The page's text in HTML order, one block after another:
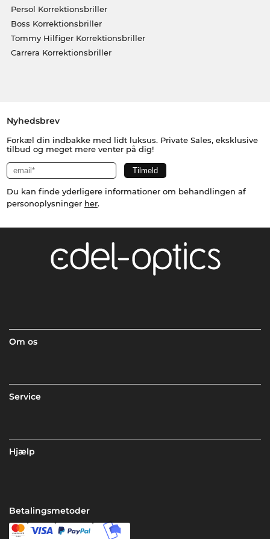
Persol Korrektionsbriller
Boss Korrektionsbriller
Tommy Hilfiger Korrektionsbriller
Carrera Korrektionsbriller
Nyhedsbrev
Forkæl din indbakke med lidt luksus. Private Sales, eksklusive
tilbud og meget mere venter på dig!
Du kan finde yderligere informationer om behandlingen af
personoplysninger her.
Om os
Service
Hjælp
Betalingsmetoder